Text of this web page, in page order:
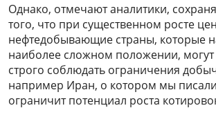
Однако, отмечают аналитики,
того, что при существенном росте
нефтедобывающие страны, которые
наиболее сложном положении,
строго соблюдать ограничения
например Иран, о котором мы
ограничит потенциал роста